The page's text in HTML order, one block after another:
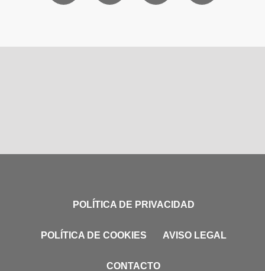
POLÍTICA DE PRIVACIDAD
POLÍTICA DE COOKIES AVISO LEGAL
CONTACTO